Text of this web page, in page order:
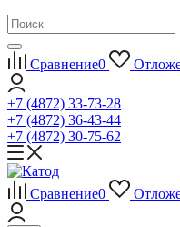
Сравнение0
+7 (4872) 33-73-28
+7 (4872) 36-43-44
+7 (4872) 30-75-62
Сравнение0